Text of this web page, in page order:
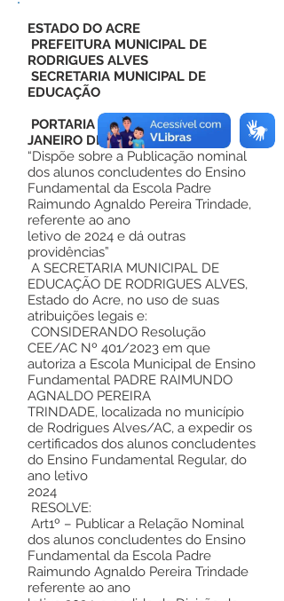
ESTADO DO ACRE
PREFEITURA MUNICIPAL DE
RODRIGUES ALVES
SECRETARIA MUNICIPAL DE
EDUCAÇÃO
PORTARIA Nº 002, DE 31 DE
JANEIRO DE 2025
“Dispõe sobre a Publicação nominal
dos alunos concludentes do Ensino
Fundamental da Escola Padre
Raimundo Agnaldo Pereira Trindade,
referente ao ano
letivo de 2024 e dá outras
providências”
A SECRETARIA MUNICIPAL DE
EDUCAÇÃO DE RODRIGUES ALVES,
Estado do Acre, no uso de suas
atribuições legais e:
CONSIDERANDO Resolução
CEE/AC Nº 401/2023 em que
autoriza a Escola Municipal de Ensino
Fundamental PADRE RAIMUNDO
AGNALDO PEREIRA
TRINDADE, localizada no município
de Rodrigues Alves/AC, a expedir os
certificados dos alunos concludentes
do Ensino Fundamental Regular, do
ano letivo
2024
RESOLVE:
Art1º – Publicar a Relação Nominal
dos alunos concludentes do Ensino
Fundamental da Escola Padre
Raimundo Agnaldo Pereira Trindade
referente ao ano